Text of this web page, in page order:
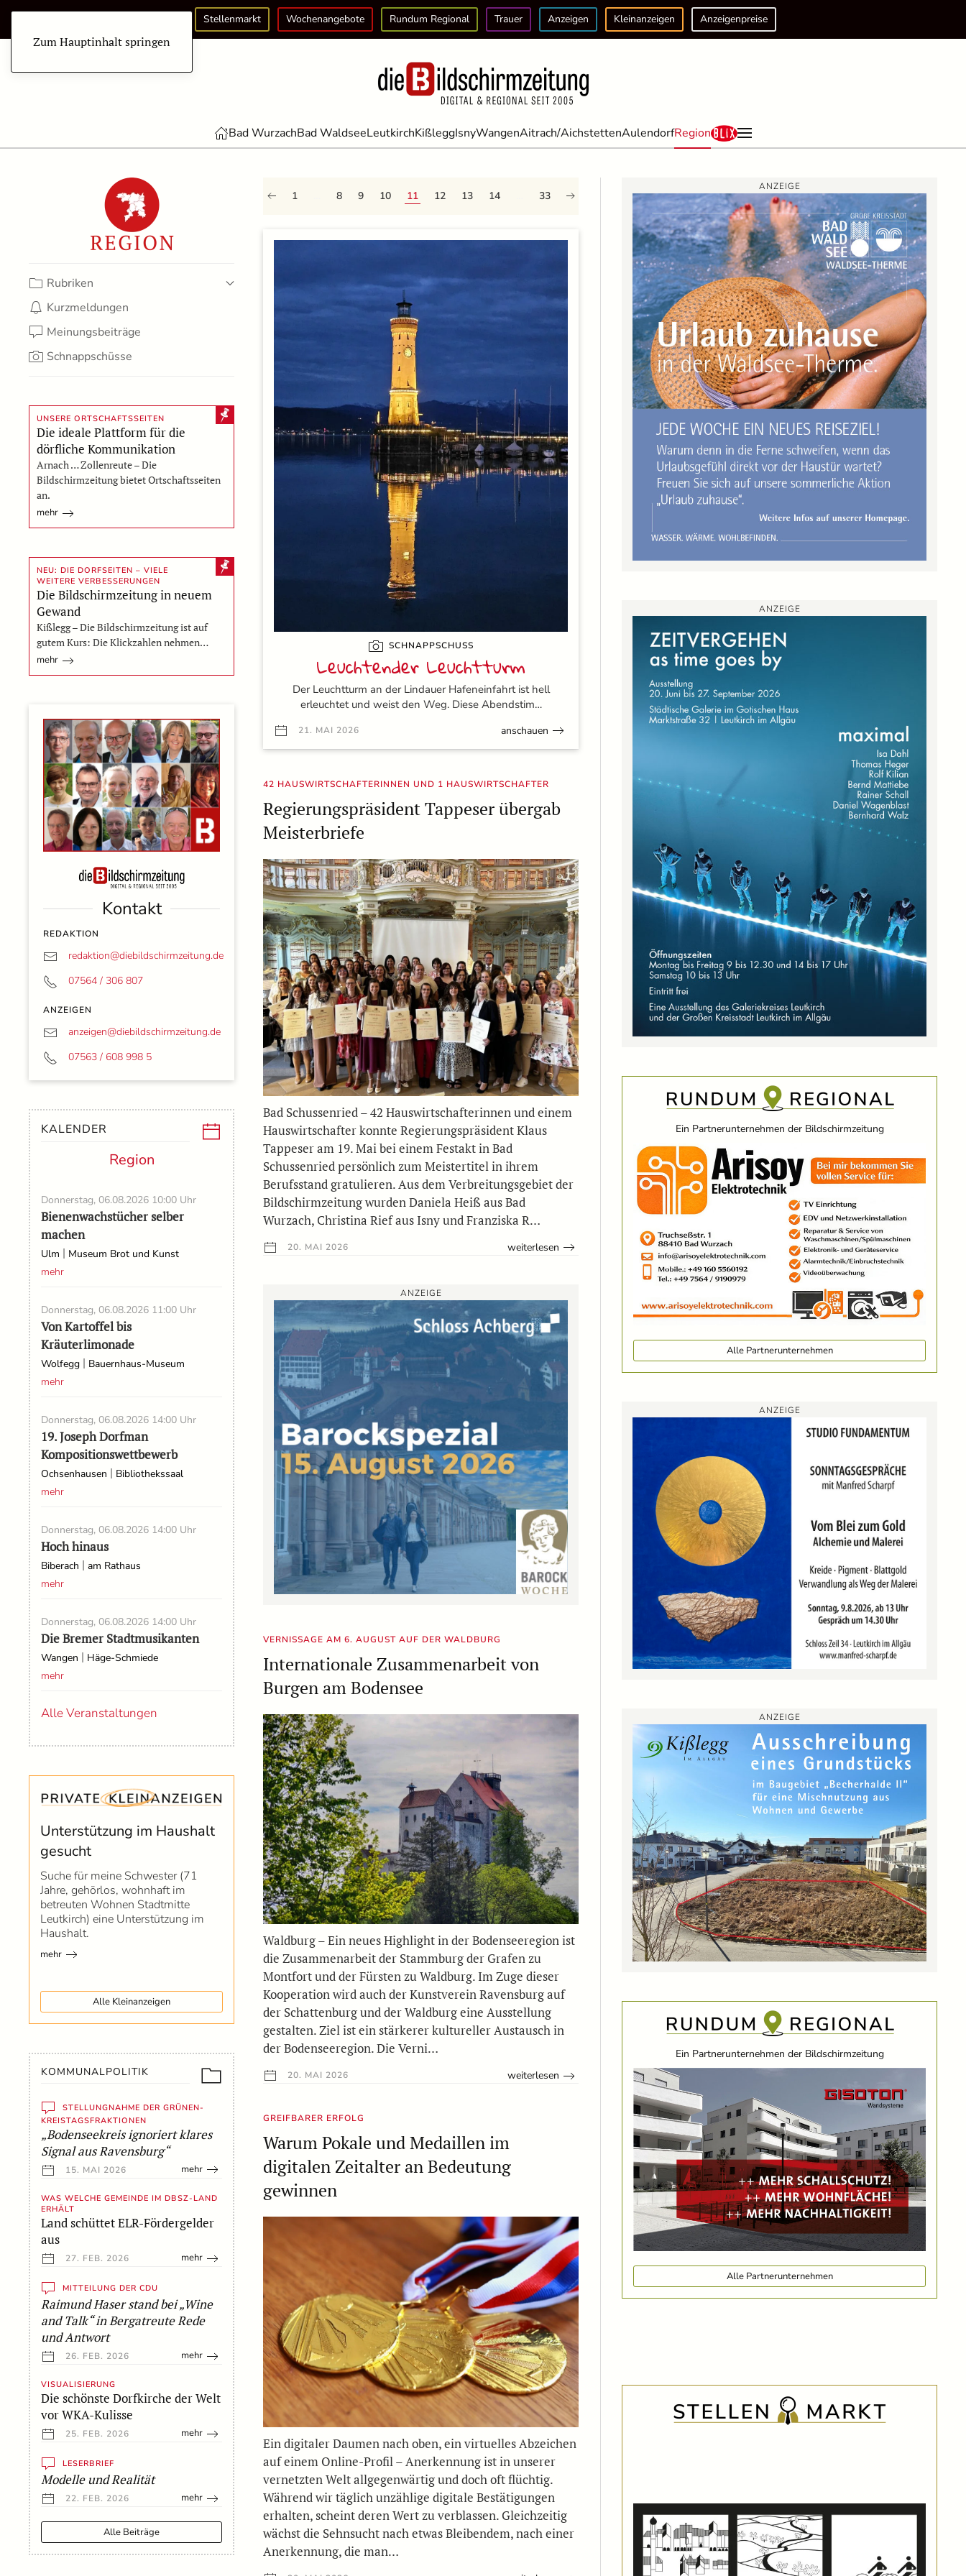
Zum Hauptinhalt springen
Stellenmarkt Wochenangebote Rundum Regional Trauer Anzeigen Kleinanzeigen Anzeigenpreise
Bad WurzachBad WaldseeLeutkirchKißleggIsnyWangenAitrach/AichstettenAulendorfRegion
Rubriken
Kurzmeldungen
Meinungsbeiträge
Schnappschüsse
UNSERE ORTSCHAFTSSEITEN
Die ideale Plattform für die
dörfliche Kommunikation
Arnach … Zollenreute – Die
Bildschirmzeitung bietet Ortschaftsseiten
an.
mehr
NEU: DIE DORFSEITEN – VIELE
WEITERE VERBESSERUNGEN
Die Bildschirmzeitung in neuem
Gewand
Kißlegg – Die Bildschirmzeitung ist auf
gutem Kurs: Die Klickzahlen nehmen…
mehr
Kontakt
REDAKTION
redaktion@diebildschirmzeitung.de
07564 / 306 807
ANZEIGEN
anzeigen@diebildschirmzeitung.de
07563 / 608 998 5
KALENDER
Region
Donnerstag, 06.08.2026 10:00 Uhr
Bienenwachstücher selber
machen
Ulm | Museum Brot und Kunst
mehr
Donnerstag, 06.08.2026 11:00 Uhr
Von Kartoffel bis
Kräuterlimonade
Wolfegg | Bauernhaus-Museum
mehr
Donnerstag, 06.08.2026 14:00 Uhr
19. Joseph Dorfman
Kompositionswettbewerb
Ochsenhausen | Bibliothekssaal
mehr
Donnerstag, 06.08.2026 14:00 Uhr
Hoch hinaus
Biberach | am Rathaus
mehr
Donnerstag, 06.08.2026 14:00 Uhr
Die Bremer Stadtmusikanten
Wangen | Häge-Schmiede
mehr
Alle Veranstaltungen
Unterstützung im Haushalt
gesucht
Suche für meine Schwester (71
Jahre, gehörlos, wohnhaft im
betreuten Wohnen Stadtmitte
Leutkirch) eine Unterstützung im
Haushalt.
mehr
Alle Kleinanzeigen
KOMMUNALPOLITIK
STELLUNGNAHME DER GRÜNEN-
KREISTAGSFRAKTIONEN
„Bodenseekreis ignoriert klares
Signal aus Ravensburg“
15. MAI 2026 mehr
WAS WELCHE GEMEINDE IM DBSZ-LAND
ERHÄLT
Land schüttet ELR-Fördergelder
aus
27. FEB. 2026 mehr
MITTEILUNG DER CDU
Raimund Haser stand bei „Wine
and Talk“ in Bergatreute Rede
und Antwort
26. FEB. 2026 mehr
VISUALISIERUNG
Die schönste Dorfkirche der Welt
vor WKA-Kulisse
25. FEB. 2026 mehr
LESERBRIEF
Modelle und Realität
22. FEB. 2026 mehr
Alle Beiträge
1 8 9 10 11 12 13 14 33
SCHNAPPSCHUSS
Leuchtender Leuchtturm
Der Leuchtturm an der Lindauer Hafeneinfahrt ist hell
erleuchtet und weist den Weg. Diese Abendstim…
21. MAI 2026 anschauen
42 HAUSWIRTSCHAFTERINNEN UND 1 HAUSWIRTSCHAFTER
Regierungspräsident Tappeser übergab
Meisterbriefe
Bad Schussenried – 42 Hauswirtschafterinnen und einem
Hauswirtschafter konnte Regierungspräsident Klaus
Tappeser am 19. Mai bei einem Festakt in Bad
Schussenried persönlich zum Meistertitel in ihrem
Berufsstand gratulieren. Aus dem Verbreitungsgebiet der
Bildschirmzeitung wurden Daniela Heiß aus Bad
Wurzach, Christina Rief aus Isny und Franziska R…
20. MAI 2026 weiterlesen
ANZEIGE
VERNISSAGE AM 6. AUGUST AUF DER WALDBURG
Internationale Zusammenarbeit von
Burgen am Bodensee
Waldburg – Ein neues Highlight in der Bodenseeregion ist
die Zusammenarbeit der Stammburg der Grafen zu
Montfort und der Fürsten zu Waldburg. Im Zuge dieser
Kooperation wird auch der Kunstverein Ravensburg auf
der Schattenburg und der Waldburg eine Ausstellung
gestalten. Ziel ist ein stärkerer kultureller Austausch in
der Bodenseeregion. Die Verni…
20. MAI 2026 weiterlesen
GREIFBARER ERFOLG
Warum Pokale und Medaillen im
digitalen Zeitalter an Bedeutung
gewinnen
Ein digitaler Daumen nach oben, ein virtuelles Abzeichen
auf einem Online-Profil – Anerkennung ist in unserer
vernetzten Welt allgegenwärtig und doch oft flüchtig.
Während wir täglich unzählige digitale Bestätigungen
erhalten, scheint deren Wert zu verblassen. Gleichzeitig
wächst die Sehnsucht nach etwas Bleibendem, nach einer
Anerkennung, die man…
ANZEIGE
ANZEIGE
Ein Partnerunternehmen der Bildschirmzeitung
Alle Partnerunternehmen
ANZEIGE
ANZEIGE
Ein Partnerunternehmen der Bildschirmzeitung
Alle Partnerunternehmen